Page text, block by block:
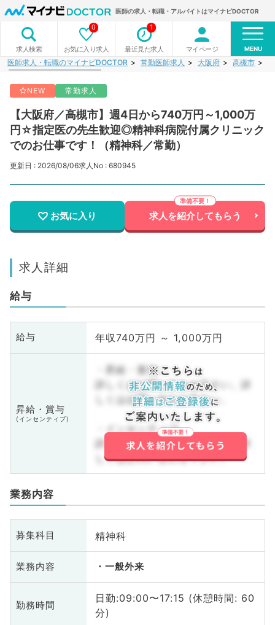
医師の求人・転職・アルバイトはマイナビDOCTOR
求人検索 お気に入り求人
0
最近見た求人
1
マイページ MENU
医師求人・転職のマイナビDOCTOR 常勤医師求人 大阪府 高槻市
NEW 常勤求人
【大阪府／高槻市】週4日から740万円～1,000万
円☆指定医の先生歓迎◎精神科病院付属クリニック
でのお仕事です！（精神科／常勤）
更新日 : 2026/08/06求人No : 680945
お気に入り 求人を紹介してもらう
求人詳細
給与
給与 年収740万円 ～ 1,000万円
昇給・賞与
(インセンティブ)
・昇給・賞与
詳しくはお問い合わせ下さい。詳
しくはお問い合わせ下さい。
・インセンティブ
詳しくはお問い合わせ下さい。詳
しくはお問い合わせ下さい。
業務内容
募集科目 精神科
業務内容 一般外来
勤務時間
日勤:09:00〜17:15 (休憩時間: 60
分)